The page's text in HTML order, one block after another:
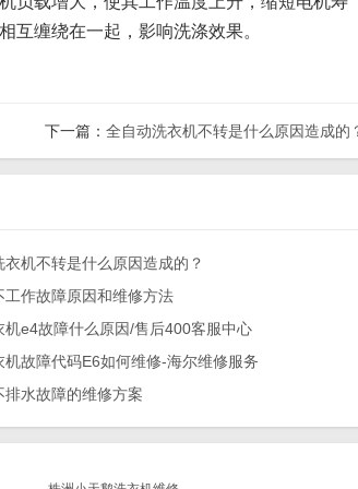
互缠绕在一起，影响洗涤效果。
下一篇： 全自动洗衣机不转是什么原因造成的
衣机不转是什么原因造成的？
工作故障原因和维修方法
机e4故障什么原因/售后400客服中心
机故障代码E6如何维修-海尔维修服务
排水故障的维修方案